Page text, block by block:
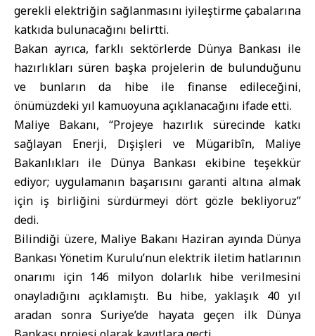
gerekli elektriğin sağlanmasını iyileştirme çabalarına
katkıda bulunacağını belirtti.
Bakan ayrıca, farklı sektörlerde Dünya Bankası ile
hazırlıkları süren başka projelerin de bulunduğunu
ve bunların da hibe ile finanse edileceğini,
önümüzdeki yıl kamuoyuna açıklanacağını ifade etti.
Maliye Bakanı, “Projeye hazırlık sürecinde katkı
sağlayan Enerji, Dışişleri ve Mügaribîn, Maliye
Bakanlıkları ile Dünya Bankası ekibine teşekkür
ediyor; uygulamanın başarısını garanti altına almak
için iş birliğini sürdürmeyi dört gözle bekliyoruz”
dedi.
Bilindiği üzere, Maliye Bakanı Haziran ayında Dünya
Bankası Yönetim Kurulu’nun elektrik iletim hatlarının
onarımı için 146 milyon dolarlık hibe verilmesini
onayladığını açıklamıştı. Bu hibe, yaklaşık 40 yıl
aradan sonra Suriye’de hayata geçen ilk Dünya